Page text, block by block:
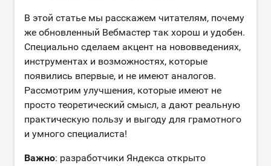
В этой статье мы расскажем читателям, почему
же обновленный Вебмастер так хорош и удобен.
Специально сделаем акцент на нововведениях,
инструментах и возможностях, которые
появились впервые, и не имеют аналогов.
Рассмотрим улучшения, которые имеют не
просто теоретический смысл, а дают реальную
практическую пользу и выгоду для грамотного
и умного специалиста!
Важно: разработчики Яндекса открыто